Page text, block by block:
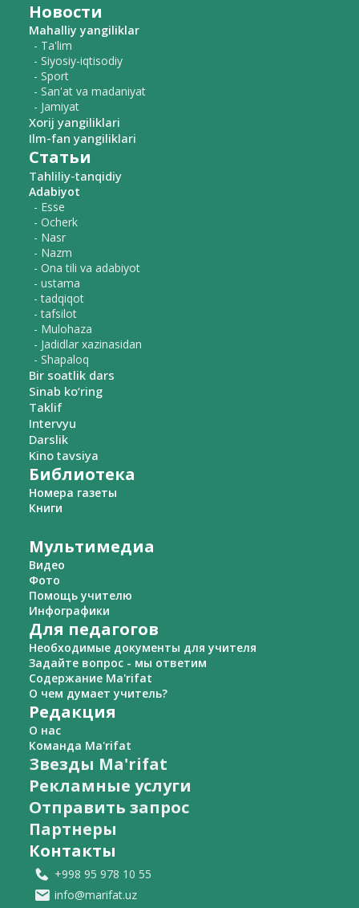
Новости
Mahalliy yangiliklar
- Ta'lim
- Siyosiy-iqtisodiy
- Sport
- San'at va madaniyat
- Jamiyat
Xorij yangiliklari
Ilm-fan yangiliklari
Статьи
Tahliliy-tanqidiy
Adabiyot
- Esse
- Ocherk
- Nasr
- Nazm
- Ona tili va adabiyot
- ustama
- tadqiqot
- tafsilot
- Mulohaza
- Jadidlar xazinasidan
- Shapaloq
Bir soatlik dars
Sinab ko‘ring
Taklif
Intervyu
Darslik
Kino tavsiya
Библиотека
Номера газеты
Книги
Мультимедиа
Видео
Фото
Помощь учителю
Инфографики
Для педагогов
Необходимые документы для учителя
Задайте вопрос - мы ответим
Содержание Ma'rifat
О чем думает учитель?
Редакция
О нас
Команда Ma'rifat
Звезды Ma'rifat
Рекламные услуги
Отправить запрос
Партнеры
Контакты
+998 95 978 10 55
info@marifat.uz